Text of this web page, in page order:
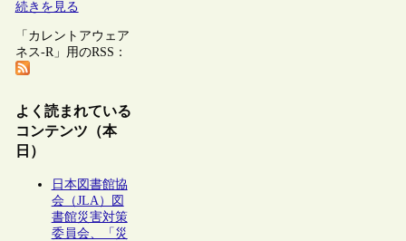
続きを見る
「カレントアウェア
ネス-R」用のRSS：
よく読まれている
コンテンツ（本
日）
日本図書館協
会（JLA）図
書館災害対策
委員会、「災